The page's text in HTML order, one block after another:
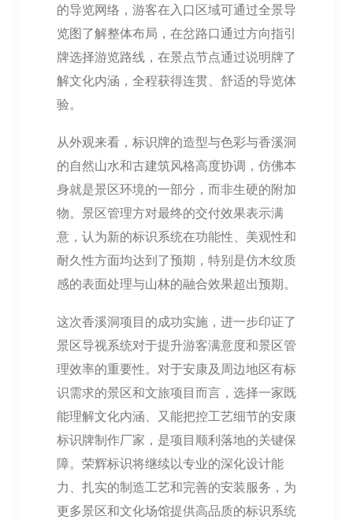
的导览网络，游客在入口区域可通过全景导
览图了解整体布局，在岔路口通过方向指引
牌选择游览路线，在景点节点通过说明牌了
解文化内涵，全程获得连贯、舒适的导览体
验。
从外观来看，标识牌的造型与色彩与香溪洞
的自然山水和古建筑风格高度协调，仿佛本
身就是景区环境的一部分，而非生硬的附加
物。景区管理方对最终的交付效果表示满
意，认为新的标识系统在功能性、美观性和
耐久性方面均达到了预期，特别是仿木纹质
感的表面处理与山林的融合效果超出预期。
这次香溪洞项目的成功实施，进一步印证了
景区导视系统对于提升游客满意度和景区管
理效率的重要性。对于安康及周边地区有标
识需求的景区和文旅项目而言，选择一家既
能理解文化内涵、又能把控工艺细节的安康
标识牌制作厂家，是项目顺利落地的关键保
障。荣辉标识将继续以专业的深化设计能
力、扎实的制造工艺和完善的安装服务，为
更多景区和文化场馆提供高品质的标识系统